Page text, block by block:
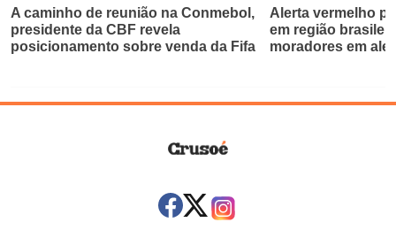
A caminho de reunião na Conmebol,
presidente da CBF revela
posicionamento sobre venda da Fifa
Alerta vermelho
em região
moradores em